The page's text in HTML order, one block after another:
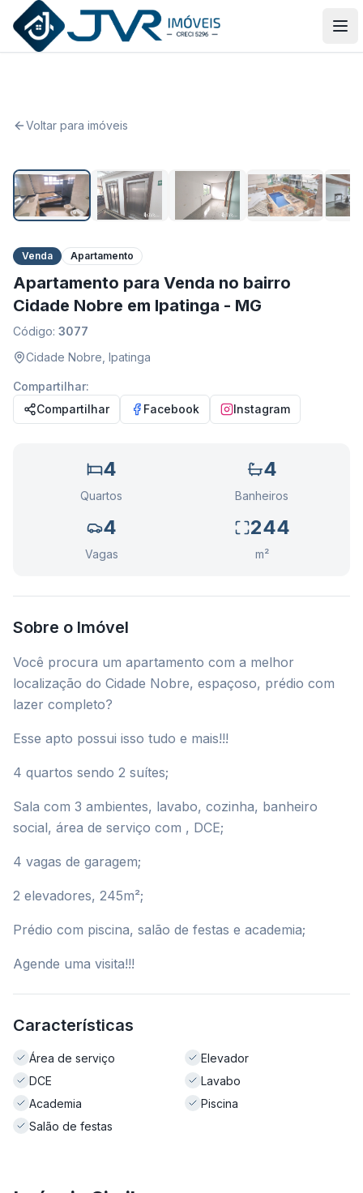
JVR Imóveis
Voltar para imóveis
Venda Apartamento
Apartamento para Venda no bairro
Cidade Nobre em Ipatinga - MG
Código: 3077
Cidade Nobre Ipatinga
Compartilhar:
Compartilhar
Facebook Instagram
4
Quartos
4
Banheiros
4
Vagas
244
m²
Sobre o Imóvel
Você procura um apartamento com a melhor
localização do Cidade Nobre, espaçoso, prédio com
lazer completo?
Esse apto possui isso tudo e mais!!!
4 quartos sendo 2 suítes;
Sala com 3 ambientes, lavabo, cozinha, banheiro
social, área de serviço com , DCE;
4 vagas de garagem;
2 elevadores, 245m²;
Prédio com piscina, salão de festas e academia;
Agende uma visita!!!
Características
Área de serviço
Elevador
DCE
Lavabo
Academia
Piscina
Salão de festas